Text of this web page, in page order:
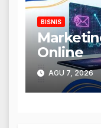
BISNIS
Online
AGU 7, 2026